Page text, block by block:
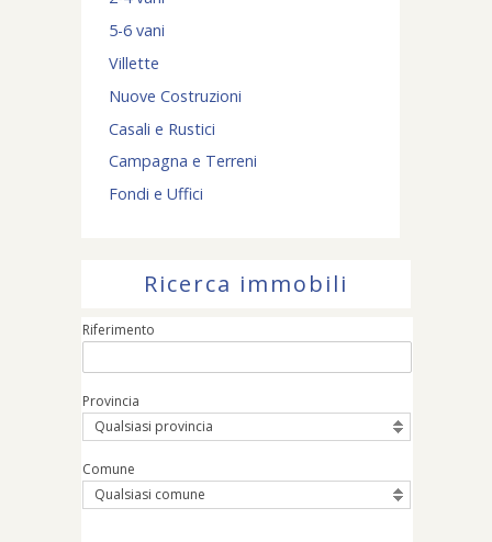
5-6 vani
Villette
Nuove Costruzioni
Casali e Rustici
Campagna e Terreni
Fondi e Uffici
Ricerca immobili
Riferimento
Provincia
Qualsiasi provincia
Comune
Qualsiasi comune